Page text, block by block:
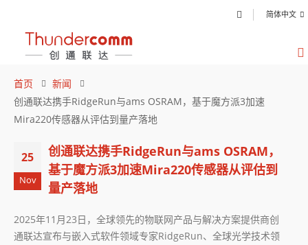
简体中文
首页
新闻
创通联达携手RidgeRun与ams OSRAM，基于魔方派3加速
Mira220传感器从评估到量产落地
25
Nov
创通联达携手RidgeRun与ams OSRAM，
基于魔方派3加速Mira220传感器从评估到
量产落地
2025年11月23日，全球领先的物联网产品与解决方案提供商创
通联达宣布与嵌入式软件领域专家RidgeRun、全球光学技术领